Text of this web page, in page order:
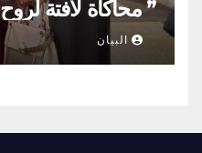
” محاكاة لافتة
العمراني والحراك
أنثويٌة مدهشة”
البيان